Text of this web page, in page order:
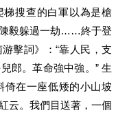
梯搜查的白軍以為是槍
毅躲過一劫……終于登
擊詞》：“靠人民，支
郎。革命強中強。” 生
倚在一座低矮的小山坡
云。我們目送著，一個